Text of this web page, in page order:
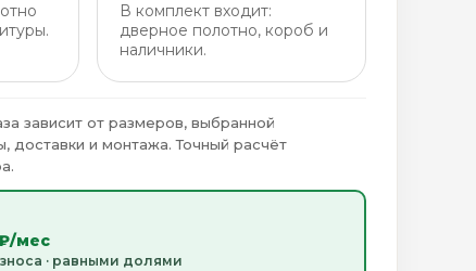
В комплект входит:
дверное полотно, короб и
наличники.
зависит от размеров, выбранной
доставки и монтажа. Точный расчёт
₽/мес
· равными долями